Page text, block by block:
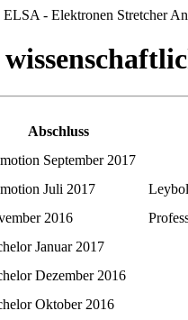
ELSA - Elektronen Stretcher
Abschluss
September 2017
Juli 2017
2016
Januar 2017
Dezember 2016
Oktober 2016